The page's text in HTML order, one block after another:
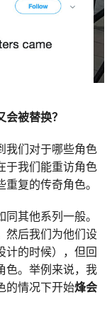
被替换？
我们对于哪些角色
于我们能重访角色
复的传奇角色。
同其他系列一般。
然后我们为他们设
计的时候），但回
色。举例来说，我
的情况下开始烽会